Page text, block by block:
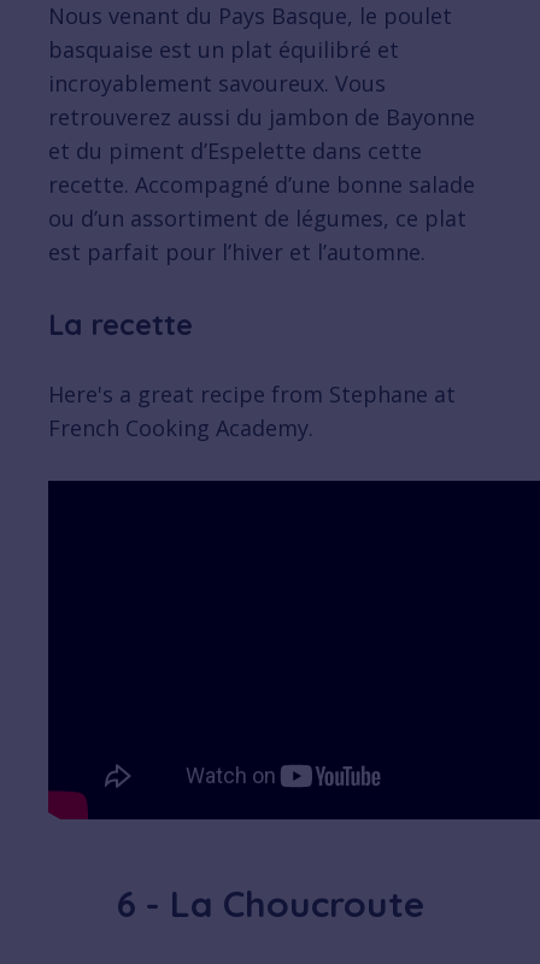
Nous venant du Pays Basque, le poulet
basquaise est un plat équilibré et
incroyablement savoureux. Vous
retrouverez aussi du jambon de Bayonne
et du piment d’Espelette dans cette
recette. Accompagné d’une bonne salade
ou d’un assortiment de légumes, ce plat
est parfait pour l’hiver et l’automne.
La recette
Here's a great recipe from Stephane at
French Cooking Academy.
6 - La Choucroute